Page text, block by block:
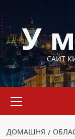
до
вмістуУ САЙТ
меню
ДОМАШНЯ